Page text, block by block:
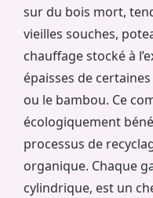
sur du bois mort,
vieilles souches,
chauffage stocké à
épaisses de
ou le bambou. Ce
écologiquement
processus de
organique. Chaque
cylindrique, est un